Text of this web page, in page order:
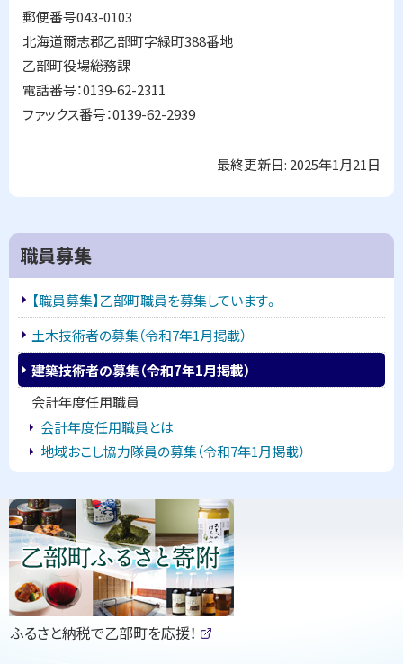
プ
に
戻
る
郵便番号043-0103
北海道爾志郡乙部町字緑町388番地
乙部町役場総務課
電話番号：0139-62-2311
ファックス番号：0139-62-2939
に
戻
最終更新日: 2025年1月21日
サ
イ
ド
・
メ
ー
職員募集
【職員募集】乙部町職員を募集しています。
土木技術者の募集（令和7年1月掲載）
建築技術者の募集（令和7年1月掲載）
会計年度任用職員
会計年度任用職員とは
地域おこし協力隊員の募集（令和7年1月掲載）
ピ
ッ
ク
ア
ッ
プ
ふるさと納税で乙部町を応援！ （
新